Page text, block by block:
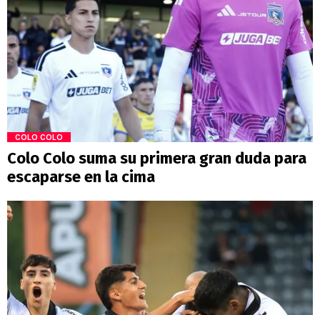
COLO COLO
Colo Colo suma su primera gran duda para
escaparse en la cima